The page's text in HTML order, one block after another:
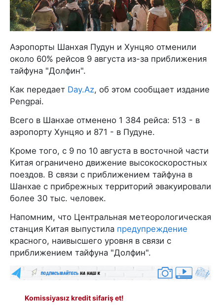
Аэропорты Шанхая Пудун и Хунцяо отменили
около 60% рейсов 9 августа из-за приближения
тайфуна "Долфин".
Как передает Day.Az, об этом сообщает издание
Pengpai.
Всего в Шанхае отменено 1 384 рейса: 513 - в
аэропорту Хунцяо и 871 - в Пудуне.
Кроме того, с 9 по 10 августа в восточной части
Китая ограничено движение высокоскоростных
поездов. В связи с приближением тайфуна в
Шанхае с прибрежных территорий эвакуировали
более 30 тыс. человек.
Напомним, что Центральная метеорологическая
станция Китая выпустила предупреждение
красного, наивысшего уровня в связи с
приближением тайфуна "Долфин".
Komissiyasız kredit sifariş et!